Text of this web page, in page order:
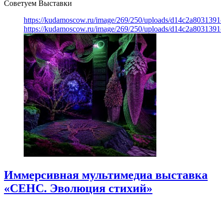
Советуем Выставки
https://kudamoscow.ru/image/269/250/uploads/
https://kudamoscow.ru/image/269/250/uploads/
Иммерсивная мультимедиа выставка
«СЕНС. Эволюция стихий»